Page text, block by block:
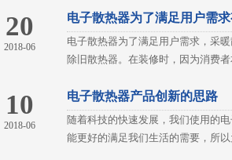
20
2018-06
电子散热器为了满足用户需
电子散热器为了满足用户需求，采
除旧散热器。在装修时，因为消费
10
2018-06
电子散热器产品创新的思路
随着科技的快速发展，我们使用的
能更好的满足我们生活的需要，所